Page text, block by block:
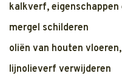
kalkverf, eigenschappen
mergel schilderen
oliën van houten
lijnolieverf verwijderen